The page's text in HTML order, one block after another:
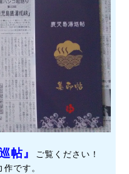
帖』
ご覧ください！
です。